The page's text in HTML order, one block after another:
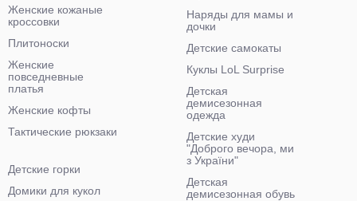
Женские кожаные
кроссовки
Плитоноски
Женские
повседневные
платья
Женские кофты
Тактические рюкзаки
Наряды для мамы и
дочки
Детские самокаты
Куклы LoL Surprise
Детская
демисезонная
одежда
Детские худи
"Доброго вечора, ми
з України"
Детская
демисезонная обувь
Детские горки
Домики для кукол